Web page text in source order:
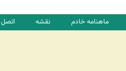
ماهنامه خادم نقشه اتصل